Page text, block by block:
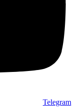
Telegram